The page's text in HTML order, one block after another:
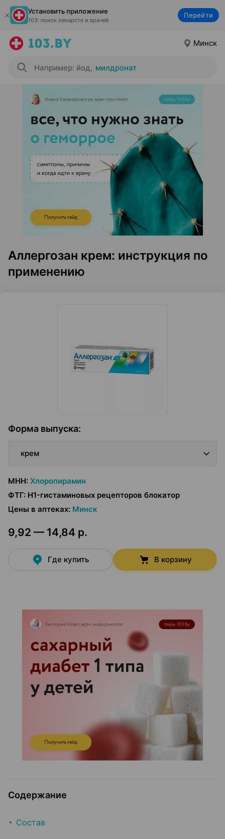
Установить приложение
103: поиск лекарств и врачей
Перейти
Минск
Например: йод, милдронат
Аллергозан крем: инструкция по
применению
Форма выпуска:
крем
МНН: Хлоропирамин
ФТГ: H1-гистаминовых рецепторов блокатор
Цены в аптеках: Минск
9,92 — 14,84 р.
Где купить В корзину
Содержание
Состав